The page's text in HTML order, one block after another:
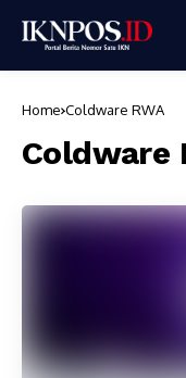
Home Coldware RWA
Coldware